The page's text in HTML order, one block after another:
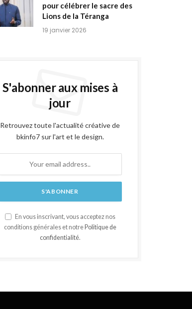
pour célébrer le sacre des
Lions de la Téranga
19 janvier 2026
S'abonner aux mises à
jour
Retrouvez toute l'actualité créative de
bkinfo7 sur l'art et le design.
En vous inscrivant, vous acceptez nos
conditions générales et notre Politique de
confidentialité.